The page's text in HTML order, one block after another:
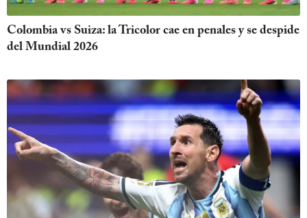
Colombia vs Suiza: la Tricolor cae en penales y se despide
del Mundial 2026